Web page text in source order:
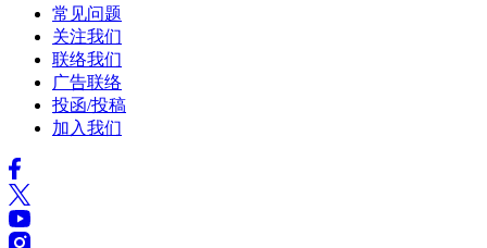
常见问题
关注我们
联络我们
广告联络
投函/投稿
加入我们